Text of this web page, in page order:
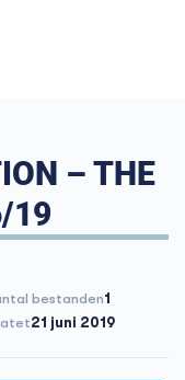
– THE
19
bestanden1
21 juni 2019